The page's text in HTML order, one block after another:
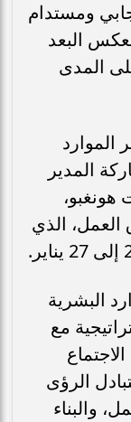
ومستدام
البعد
المدى
الموارد
المدير
هونغبو،
الذي
البشرية
مع
الرؤى
والبناء